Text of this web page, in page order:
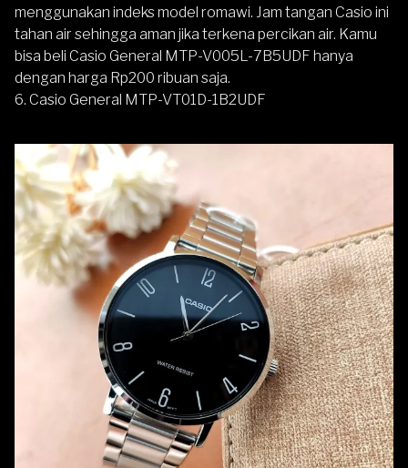
menggunakan indeks model romawi. Jam tangan Casio ini
tahan air sehingga aman jika terkena percikan air. Kamu
bisa beli Casio General MTP-V005L-7B5UDF hanya
dengan harga Rp200 ribuan saja.
6. Casio General MTP-VT01D-1B2UDF